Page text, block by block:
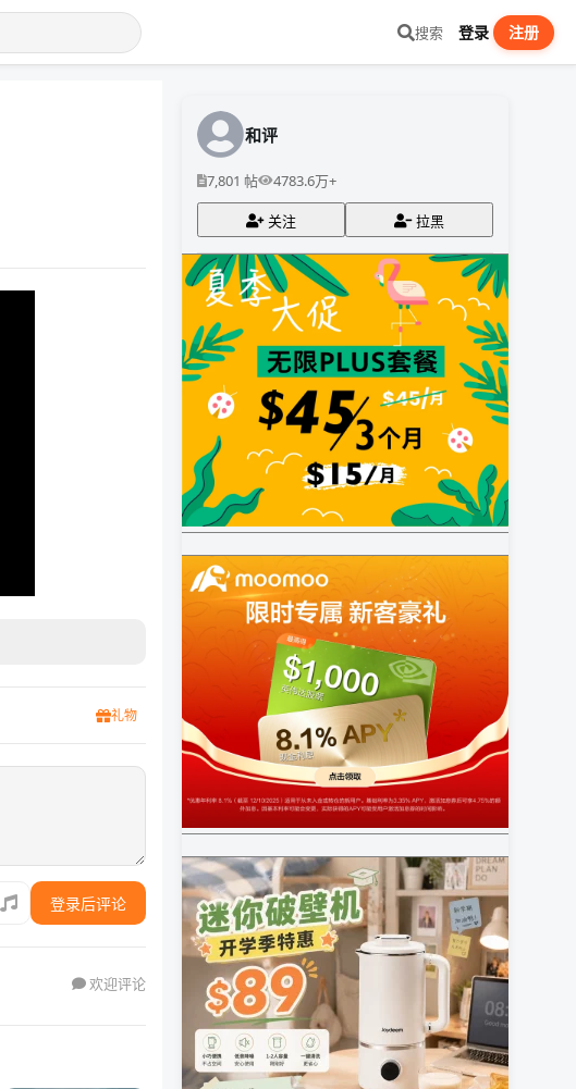
搜索 登录 注册
礼物
登录后评论
欢迎评论
和评
7,801 帖 4783.6万+
关注 拉黑